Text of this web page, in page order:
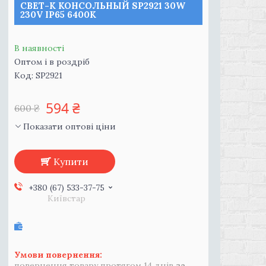
СВЕТ-К КОНСОЛЬНЫЙ SP2921 30W
230V IP65 6400K
В наявності
Оптом і в роздріб
Код: SP2921
600 ₴ 594 ₴
Показати оптові ціни
Купити
+380 (67) 533-37-75
Київстар